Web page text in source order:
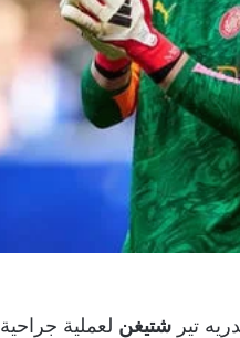
تير شتيغن لعملية جراحية